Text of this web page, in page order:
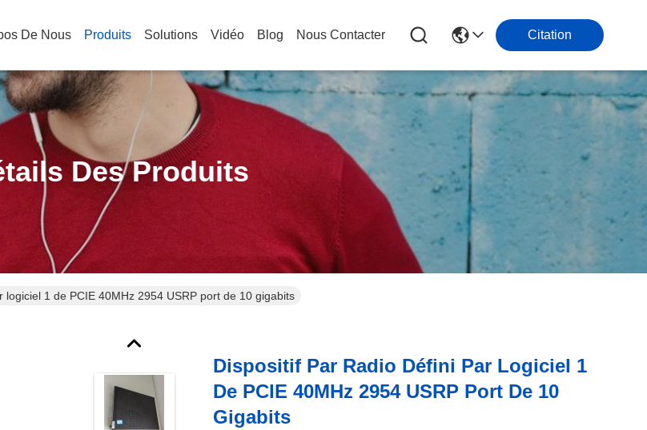
De Nous Produits Solutions Vidéo Blog Nous Contacter Citation
Des Produits
logiciel 1 de PCIE 40MHz 2954 USRP port de 10 gigabits
Dispositif Par Radio Défini Par Logiciel 1
De PCIE 40MHz 2954 USRP Port De 10
Gigabits